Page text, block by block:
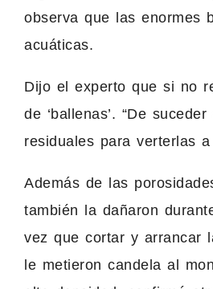
observa que las enormes
acuáticas.
Dijo el experto que si no
de ‘ballenas’. “De
residuales para verterlas
Además de las
también la dañaron
vez que cortar y arrancar
le metieron candela al